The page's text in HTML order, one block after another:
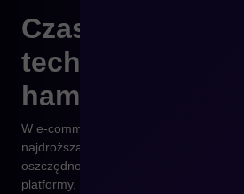
Czas na zmianę,
technologia
hamować Twój
W e-commerce brak decyzji to też
najdroższa. Utrzymywanie
oszczędność, lecz inwestycja w
platformy, takie jak